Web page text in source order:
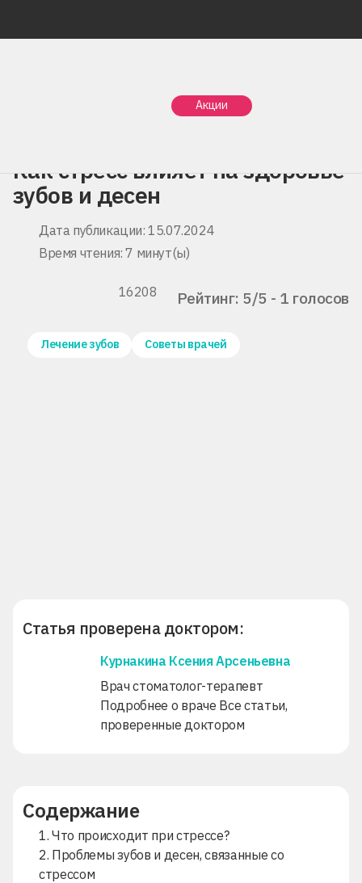
Акции
Как стресс влияет на здоровье зубов и десен
Как стресс влияет на здоровье
зубов и десен
Дата публикации: 15.07.2024
Время чтения: 7 минут(ы)
16208 Рейтинг: 5/5 - 1 голосов
Лечение зубов Советы врачей
Содержание
1. Что происходит при стрессе?
2. Проблемы зубов и десен, связанные со
стрессом
Статья проверена доктором:
Курнакина Ксения Арсеньевна
Врач стоматолог-терапевт
Подробнее о враче Все статьи,
проверенные доктором